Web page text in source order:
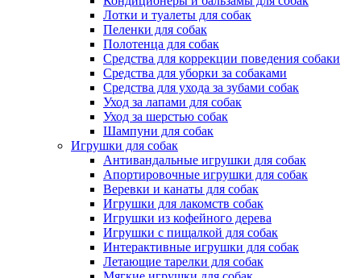
Лотки и туалеты для собак
Пеленки для собак
Полотенца для собак
Средства для коррекции поведения собаки
Средства для уборки за собаками
Средства для ухода за зубами собак
Уход за лапами для собак
Уход за шерстью собак
Шампуни для собак
Игрушки для собак
Антивандальные игрушки для собак
Апортировочные игрушки для собак
Веревки и канаты для собак
Игрушки для лакомств собак
Игрушки из кофейного дерева
Игрушки с пищалкой для собак
Интерактивные игрушки для собак
Летающие тарелки для собак